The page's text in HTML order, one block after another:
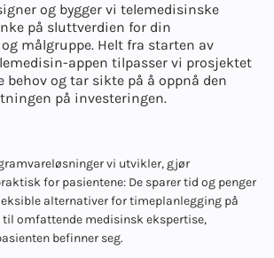
og bygger vi telemedisinske
på sluttverdien for din
målgruppe. Helt fra starten av
appen tilpasser vi prosjektet
og tar sikte på å oppnå den
på investeringen.
vi utvikler, gjør
for pasientene: De sparer tid og penger
alternativer for timeplanlegging på
omfattende medisinsk ekspertise,
befinner seg.